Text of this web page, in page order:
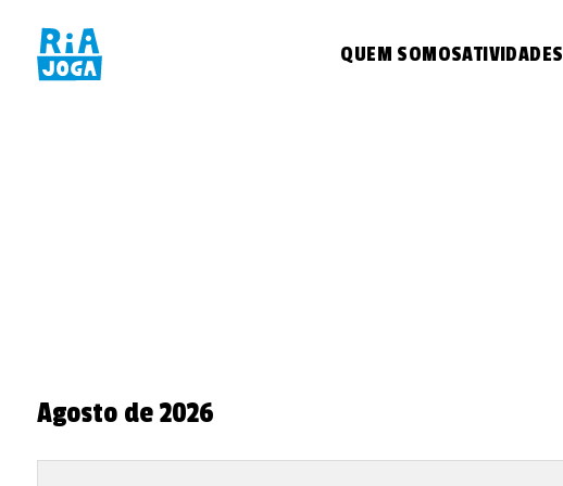
QUEM SOMOSATIVIDADES
agosto de 2026